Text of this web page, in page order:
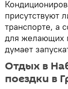
присутствуют
транспорте, а
для желающих
думает
Отдых в
поездки в